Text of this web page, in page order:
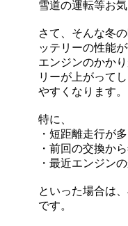
雪道の運転等お
さて、そんな冬
ッテリーの性能が
エンジンのかか
リーが上がって
やすくなります。
特に、
・短距離走行が
・前回の交換か
・最近エンジン
といった場合は
です。